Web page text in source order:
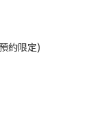
約限定)